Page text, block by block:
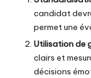
candidat
permet une
Utilisation de
clairs et
décisions